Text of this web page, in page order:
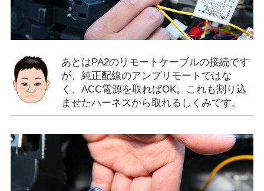
あとはPA2のリモートケーブルの接続です
が、純正配線のアンプリモートではな
く、ACC電源を取ればOK。これも割り込
ませたハーネスから取れるしくみです。